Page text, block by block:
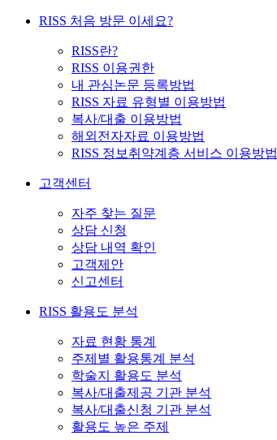
RISS 처음 방문 이세요?
RISS란?
RISS 이용권한
내 관심논문 등록방법
RISS 자료 유형별 이용방법
복사/대출 이용방법
해외전자자료 이용방법
RISS 정보취약계층 서비스 이용방법
고객센터
자주 찾는 질문
상담 신청
상담 내역 확인
고객제안
신고센터
RISS 활용도 분석
자료 현황 통계
주제별 활용통계 분석
학술지 활용도 분석
복사/대출제공 기관 분석
복사/대출신청 기관 분석
활용도 높은 주제